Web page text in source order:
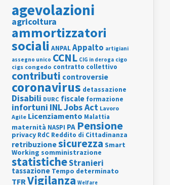
agevolazioni
agricoltura
ammortizzatori
sociali ANPALAppalto artigiani
assegno unico CCNL CIG in deroga cigo
cigs congedo contratto collettivo
contributi controversie
coronavirus detassazione
Disabili DURC fiscale formazione
infortuni INLJobs Act Lavoro
Agile Licenziamento Malattia
maternità NASPI PA Pensione
privacy RdC Reddito di Cittadinanza
retribuzionesicurezza Smart
Working somministrazione
statisticheStranieri
tassazione Tempo determinato
TFRVigilanza Welfare